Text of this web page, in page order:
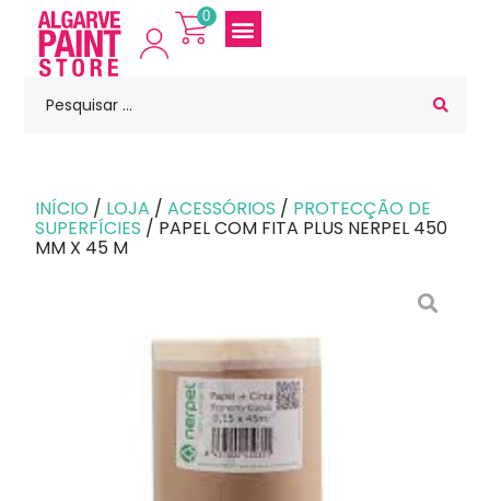
0
INÍCIO / LOJA /ACESSÓRIOS / PROTECÇÃO DE
SUPERFÍCIES / PAPEL COM FITA PLUS NERPEL 450
MM X 45 M